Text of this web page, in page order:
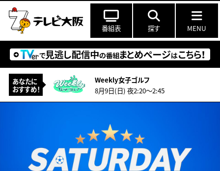
番組表 探す MENU
あなたに
おすすめ！
Weekly女子ゴルフ
8月9日(日) 夜2:20〜2:45